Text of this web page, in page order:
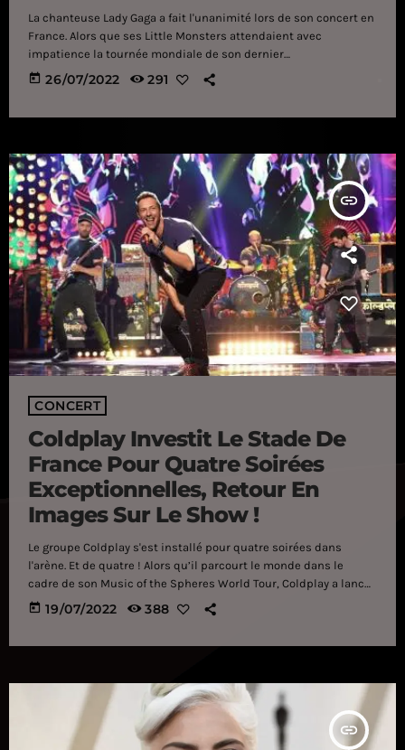
La chanteuse Lady Gaga a fait l'unanimité lors de son concert en
France. Alors que ses Little Monsters attendaient avec
impatience la tournée mondiale de son dernier
opus, Chromatica, qui a été lancée en Allemagne il y a quelques
semaines, Lady Gaga avait entamé son grand retour à Las Vegas
today 26/07/2022 291
insert_link
CONCERT
Coldplay Investit Le Stade De
France Pour Quatre Soirées
Exceptionnelles, Retour En
Images Sur Le Show !
Le groupe Coldplay s'est installé pour quatre soirées dans
l'arène. Et de quatre ! Alors qu’il parcourt le monde dans le
cadre de son Music of the Spheres World Tour, Coldplay a lancé,
samedi dernier, le coup d’envoi de quatre concerts
exceptionnels au Stade de France à Paris. Des événements qui
today 19/07/2022 388
insert_link